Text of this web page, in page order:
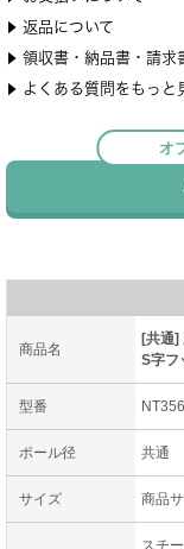
商品名
[共通]
S字フ
型番
ポール径 共通
サイズ 商品